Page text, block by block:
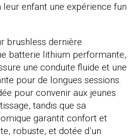
leur enfant une expérience fun
brushless dernière
batterie lithium performante,
une conduite fluide et une
pour de longues sessions.
pour convenir aux jeunes
tandis que sa
garantit confort et
robuste, et dotée d’un